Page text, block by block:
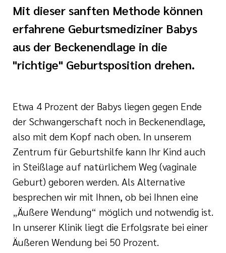
in
digital -
zum
Mit dieser sanften Methode können
erfahrene Geburtsmediziner Babys
aus der Beckenendlage in die
"richtige" Geburtsposition drehen.
Etwa 4 Prozent der Babys liegen gegen Ende
der Schwangerschaft noch in Beckenendlage,
also mit dem Kopf nach oben. In unserem
Zentrum für Geburtshilfe kann Ihr Kind auch
in Steißlage auf natürlichem Weg (vaginale
Geburt) geboren werden. Als Alternative
besprechen wir mit Ihnen, ob bei Ihnen eine
„Äußere Wendung“ möglich und notwendig ist.
In unserer Klinik liegt die Erfolgsrate bei einer
Äußeren Wendung bei 50 Prozent.